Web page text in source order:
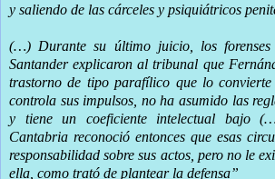
y saliendo de las cárceles y psiquiátricos
(…) Durante su último juicio, los forenses
Santander explicaron al tribunal que
trastorno de tipo parafílico que lo
controla sus impulsos, no ha asumido las
y tiene un coeficiente intelectual bajo
Cantabria reconoció entonces que esas
responsabilidad sobre sus actos, pero no le
ella, como trató de plantear la defensa”